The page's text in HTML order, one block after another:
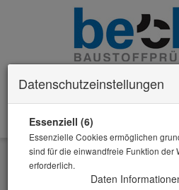
Zurück
Alle Artikel zeigen aus:
Datenschutzeinstellungen
Essenziell (6)
Essenzielle Cookies ermöglichen
sind für die einwandfreie Funktion der
erforderlich.
Daten